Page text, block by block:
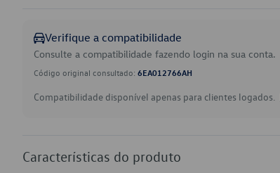
Verifique a compatibilidade
Consulte a compatibilidade fazendo login na sua conta.
Código original consultado: 6EA012766AH
Compatibilidade disponível apenas para clientes logados.
Características do produto